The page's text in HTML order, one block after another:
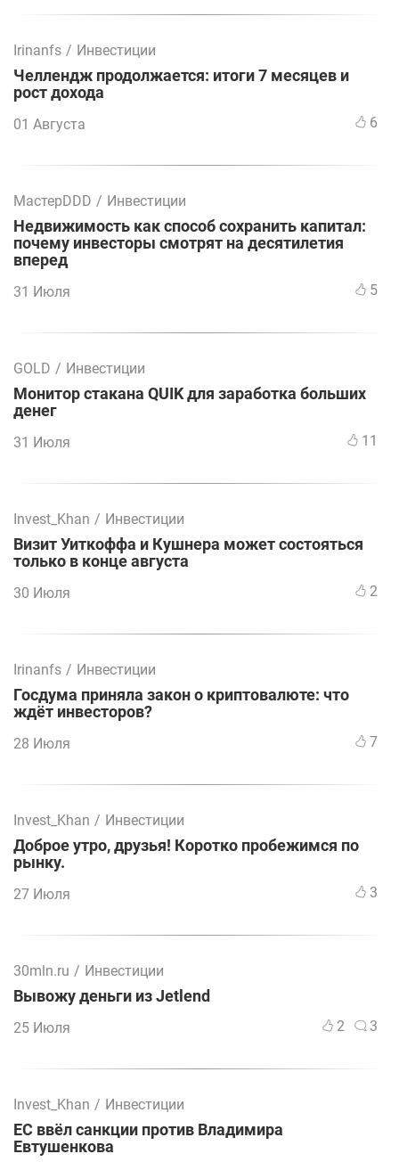
Irinanfs / Инвестиции
Челлендж продолжается: итоги 7 месяцев и
рост дохода
01 Августа 6
МастерDDD / Инвестиции
Недвижимость как способ сохранить капитал:
почему инвесторы смотрят на десятилетия
вперед
31 Июля 5
GOLD / Инвестиции
Монитор стакана QUIK для заработка больших
денег
31 Июля 11
Invest_Khan / Инвестиции
Визит Уиткоффа и Кушнера может состояться
только в конце августа
30 Июля 2
Irinanfs / Инвестиции
Госдума приняла закон о криптовалюте: что
ждёт инвесторов?
28 Июля 7
Invest_Khan / Инвестиции
Доброе утро, друзья! Коротко пробежимся по
рынку.
27 Июля 3
30mln.ru / Инвестиции
Вывожу деньги из Jetlend
25 Июля 2 3
Invest_Khan / Инвестиции
ЕС ввёл санкции против Владимира
Евтушенкова